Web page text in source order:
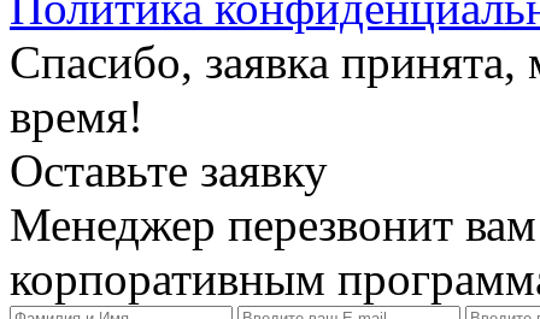
Спасибо, заявка
время!
Оставьте заявку
Менеджер перезвонит
корпоративным